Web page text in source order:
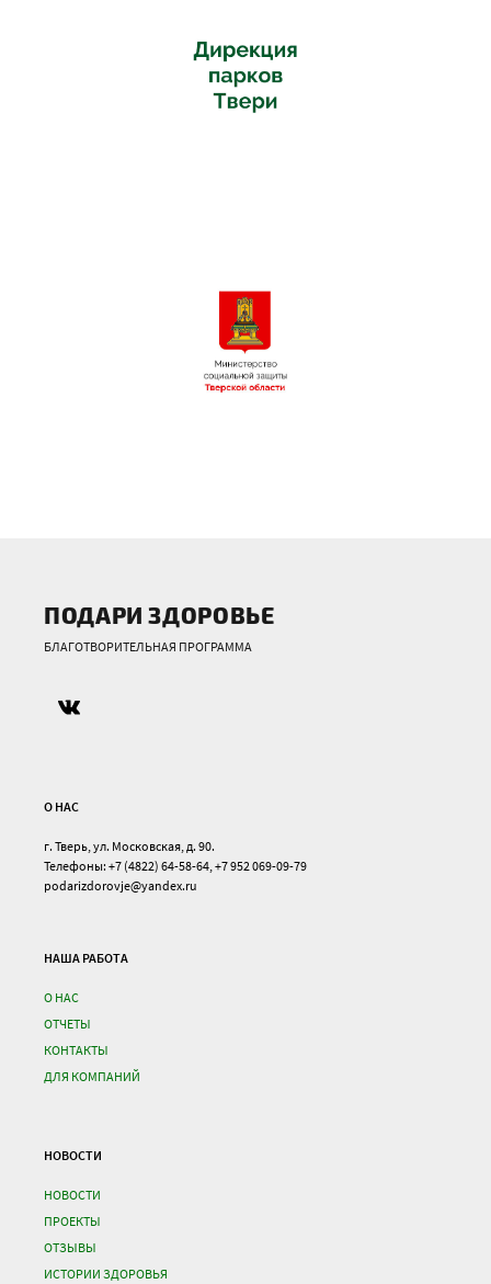
ПОДАРИ ЗДОРОВЬЕ
БЛАГОТВОРИТЕЛЬНАЯ ПРОГРАММА
О НАС
г. Тверь, ул. Московская, д. 90.
Телефоны: +7 (4822) 64-58-64, +7 952 069-09-79
podarizdorovje@yandex.ru
НАША РАБОТА
О НАС
ОТЧЕТЫ
КОНТАКТЫ
ДЛЯ КОМПАНИЙ
НОВОСТИ
НОВОСТИ
ПРОЕКТЫ
ОТЗЫВЫ
ИСТОРИИ ЗДОРОВЬЯ